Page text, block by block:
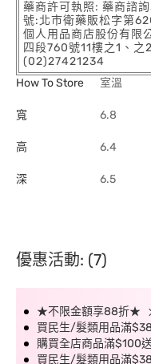
藥商許可執照: 藥商諮
號:北市衛藥販松字第
個人用品商店股份有限
四段760號11樓之1、
(02)27421234
How To Store
室溫
寬 6.8
高 6.4
深 6.5
優惠活動: (7)
★不限金額享88折★
買民生/髮類用品滿
購買全店商品滿$100
買民生/髮類用品滿